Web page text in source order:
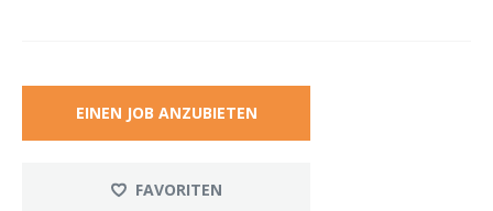
EINEN JOB ANZUBIETEN
FAVORITEN